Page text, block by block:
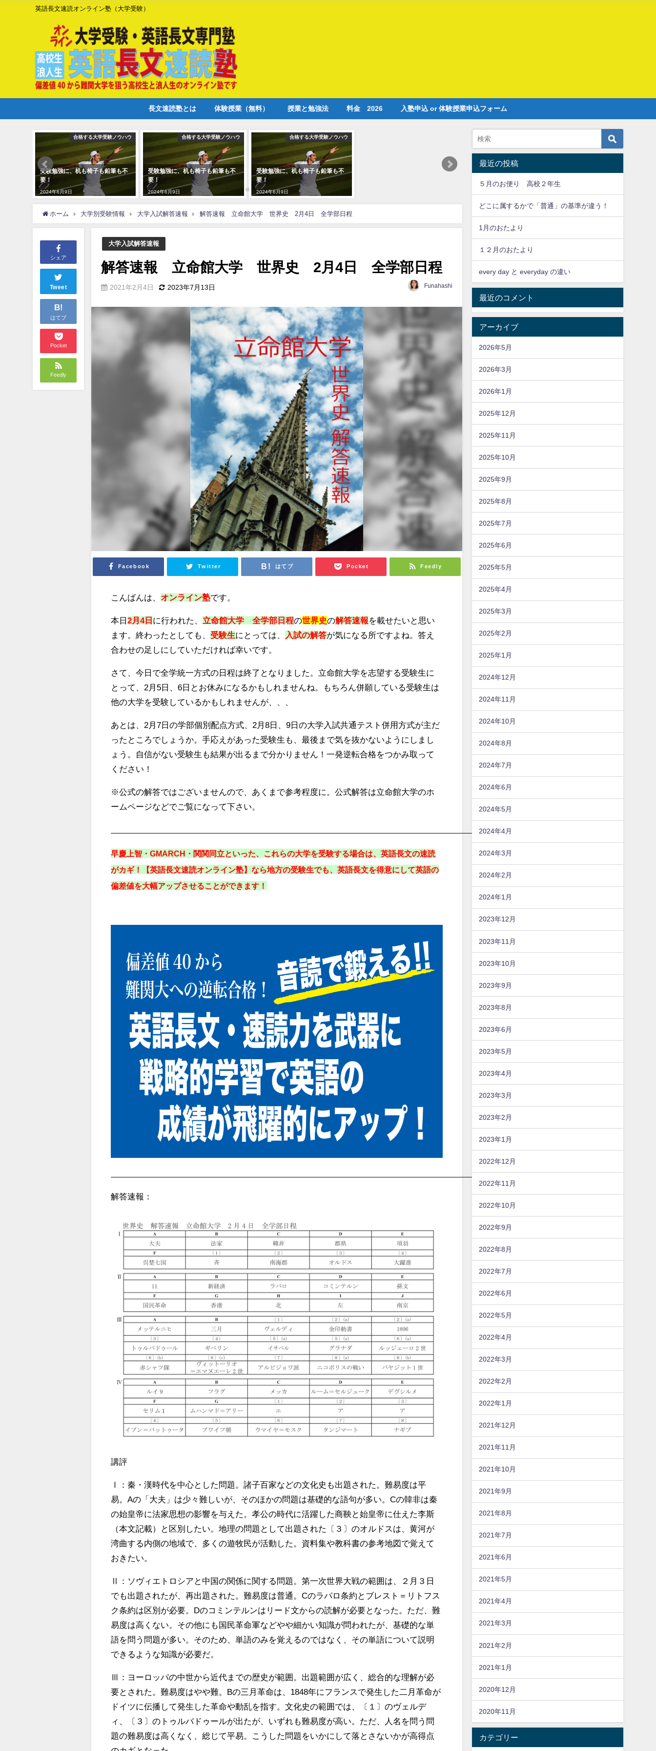
英語長文速読オンライン塾（大学受験）
長文速読塾とは 体験授業（無料） 授業と勉強法 料金 2026 入塾申込 or 体験授業申込フォーム
合格する大学受験ノウハウ
受験勉強に、机も椅子も鉛筆も不
要！
2024年6月9日
合格する大学受験ノウハウ
受験勉強に、机も椅子も鉛筆も不
要！
2024年6月9日
合格する大学受験ノウハウ
受験勉強に、机も椅子も鉛筆も不
要！
2024年6月9日
ホーム 大学別受験情報 大学入試解答速報 解答速報 立命館大学 世界史 2月4日 全学部日程
シェア
Tweet
B!
はてブ
Pocket
Feedly
大学入試解答速報
解答速報 立命館大学 世界史 2月4日 全学部日程
2021年2月4日 2023年7月13日 Funahashi
Facebook Twitter はてブ Pocket Feedly
こんばんは、 オンライン塾です。
本日2月4日 に行われた、 立命館大学 全学部日程の世界史の解答速報を載せたいと思い
ます。終わったとしても、 受験生にとっては、 入試の解答が気になる所ですよね。答え
合わせの足しにしていただければ幸いです。
さて、今日で全学統一方式の日程は終了となりました。立命館大学を志望する受験生に
とって、2月5日、6日とお休みになるかもしれませんね。もちろん併願している受験生は
他の大学を受験しているかもしれませんが、、、
あとは、2月7日の学部個別配点方式、2月8日、9日の大学入試共通テスト併用方式が主だ
ったところでしょうか。手応えがあった受験生も、最後まで気を抜かないようにしまし
ょう。自信がない受験生も結果が出るまで分かりません！一発逆転合格をつかみ取って
ください！
※公式の解答ではございませんので、あくまで参考程度に。公式解答は立命館大学のホ
ームページなどでご覧になって下さい。
早慶上智・GMARCH・関関同立といった、これらの大学を受験する場合は、英語長文の速読
がカギ！【英語長文速読オンライン塾】なら地方の受験生でも、英語長文を得意にして英語の
偏差値を大幅アップさせることができます！
解答速報：
講評
Ⅰ：秦・漢時代を中心とした問題。諸子百家などの文化史も出題された。難易度は平
易。Aの「大夫」は少々難しいが、そのほかの問題は基礎的な語句が多い。Cの韓非は秦
の始皇帝に法家思想の影響を与えた。孝公の時代に活躍した商鞅と始皇帝に仕えた李斯
（本文記載）と区別したい。地理の問題として出題された〔３〕のオルドスは、黄河が
湾曲する内側の地域で、多くの遊牧民が活動した。資料集や教科書の参考地図で覚えて
おきたい。
Ⅱ：ソヴィエトロシアと中国の関係に関する問題。第一次世界大戦の範囲は、２月３日
でも出題されたが、再出題された。難易度は普通。Cのラパロ条約とブレスト＝リトフス
ク条約は区別が必要。
Dのコミンテルンはリード文からの読解が必要となった。ただ、難
易度は高くない。その他にも国民革命軍などやや細かい知識が問われたが、基礎的な単
語を問う問題が多い。そのため、単語のみを覚えるのではなく、その単語について説明
できるような知識が必要だ。
Ⅲ：ヨーロッパの中世から近代までの歴史が範囲。出題範囲が広く、総合的な理解が必
要とされた。難易度はやや難。
Bの三月革命は、 1848年にフランスで発生した二月革命が
ドイツに伝播して発生した革命や動乱を指す。文化史の範囲では、〔１〕のヴェルデ
ィ、〔３〕のトゥルバドゥールが出たが、いずれも難易度が高い。ただ、人名を問う問
題の難易度は高くなく、総じて平易。こうした問題をいかにして落とさないかが高得点
最近の投稿
５月のお便り 高校２年生
どこに属するかで「普通」の基準が違う！
1月のおたより
１２月のおたより
every day と everyday の違い
最近のコメント
アーカイブ
2026年5月
2026年3月
2026年1月
2025年12月
2025年11月
2025年10月
2025年9月
2025年8月
2025年7月
2025年6月
2025年5月
2025年4月
2025年3月
2025年2月
2025年1月
2024年12月
2024年11月
2024年10月
2024年8月
2024年7月
2024年6月
2024年5月
2024年4月
2024年3月
2024年2月
2024年1月
2023年12月
2023年11月
2023年10月
2023年9月
2023年8月
2023年6月
2023年5月
2023年4月
2023年3月
2023年2月
2023年1月
2022年12月
2022年11月
2022年10月
2022年9月
2022年8月
2022年7月
2022年6月
2022年5月
2022年4月
2022年3月
2022年2月
2022年1月
2021年12月
2021年11月
2021年10月
2021年9月
2021年8月
2021年7月
2021年6月
2021年5月
2021年4月
2021年3月
2021年2月
2021年1月
2020年12月
2020年11月
カテゴリー